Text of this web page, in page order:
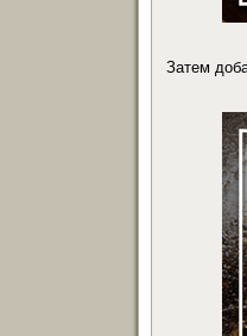
Затем